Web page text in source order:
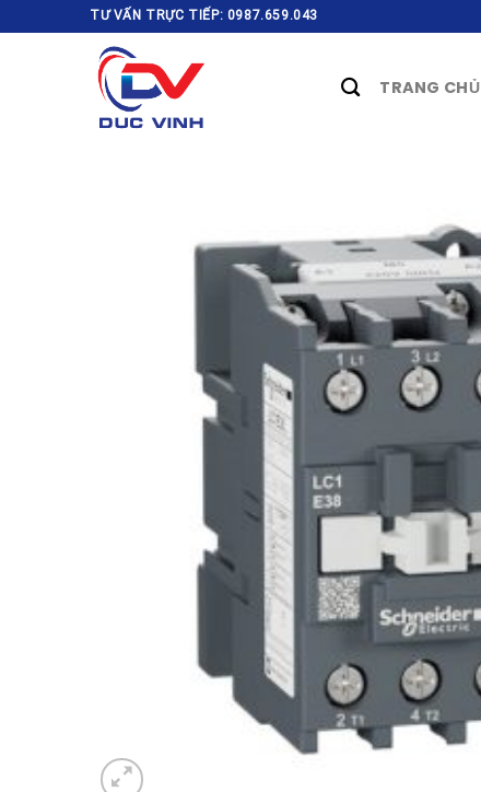
to
TƯ VẤN TRỰC TIẾP: 0987.659.043
TRANG CHỦ